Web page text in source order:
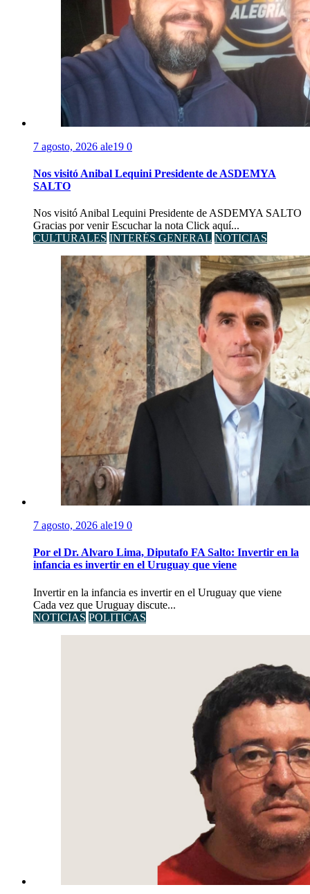
7 agosto, 2026 ale19 0
Nos visitó Anibal Lequini Presidente de ASDEMYA
SALTO
Nos visitó Anibal Lequini Presidente de ASDEMYA SALTO
Gracias por venir Escuchar la nota Click aquí...
CULTURALES INTERÉS GENERAL NOTICIAS
7 agosto, 2026 ale19 0
Por el Dr. Alvaro Lima, Diputafo FA Salto: Invertir en la
infancia es invertir en el Uruguay que viene
Invertir en la infancia es invertir en el Uruguay que viene
Cada vez que Uruguay discute...
NOTICIAS POLITICAS